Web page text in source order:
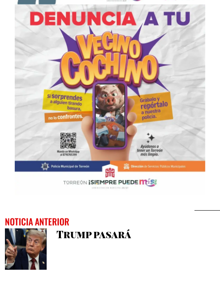
NOTICIA ANTERIOR
Trump pasará